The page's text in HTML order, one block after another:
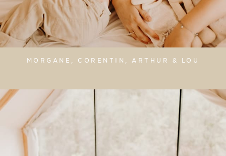
MORGANE, CORENTIN, ARTHUR & LOU